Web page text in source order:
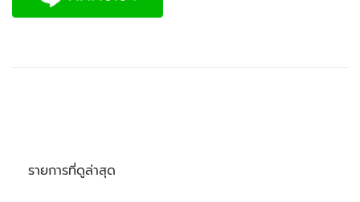
รายการที่ดูล่าสุด